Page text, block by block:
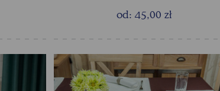
od: 45,00 zł